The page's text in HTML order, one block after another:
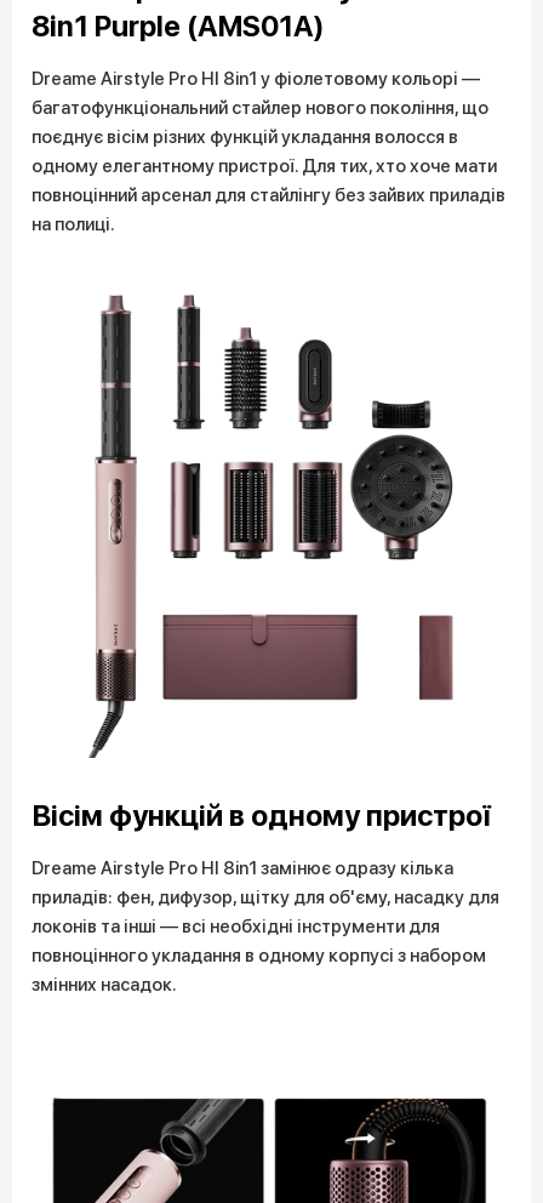
8in1 Purple (AMS01A)
Dreame Airstyle Pro HI 8in1 у фіолетовому кольорі —
багатофункціональний стайлер нового покоління, що
поєднує вісім різних функцій укладання волосся в
одному елегантному пристрої. Для тих, хто хоче мати
повноцінний арсенал для стайлінгу без зайвих приладів
на полиці.
Вісім функцій в одному пристрої
Dreame Airstyle Pro HI 8in1 замінює одразу кілька
приладів: фен, дифузор, щітку для об'єму, насадку для
локонів та інші — всі необхідні інструменти для
повноцінного укладання в одному корпусі з набором
змінних насадок.